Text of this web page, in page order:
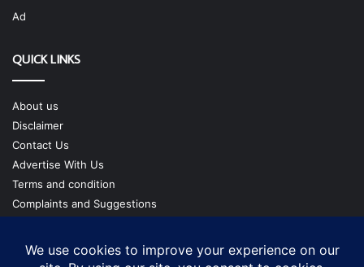
Ad
QUICK LINKS
About us
Disclaimer
Contact Us
Advertise With Us
Terms and condition
Complaints and Suggestions
Our Team